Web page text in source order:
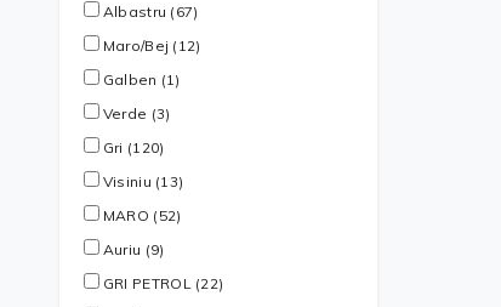
Albastru (67)
Maro/Bej (12)
Galben (1)
Verde (3)
Gri (120)
Visiniu (13)
MARO (52)
Auriu (9)
GRI PETROL (22)